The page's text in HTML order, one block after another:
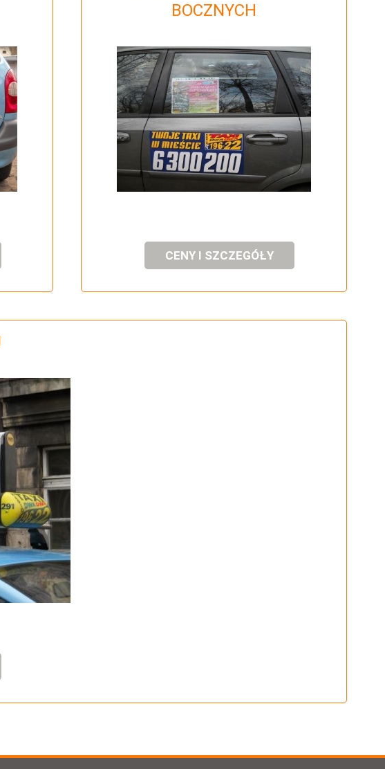
BOCZNYCH
CENY I SZCZEGÓŁY